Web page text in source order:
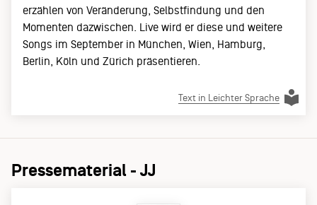
erzählen von Veränderung, Selbstfindung und den
Momenten dazwischen. Live wird er diese und weitere
Songs im September in München, Wien, Hamburg,
Berlin, Köln und Zürich präsentieren.
Text in Leichter Sprache
Pressematerial - JJ